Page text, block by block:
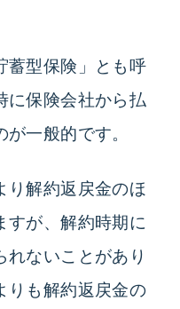
蓄型保険」とも呼
に保険会社から払
一般的です。
り解約返戻金のほ
すが、解約時期に
ないことがあり
りも解約返戻金の